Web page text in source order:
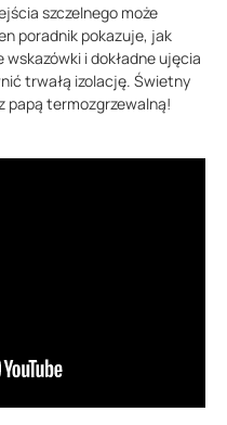
szczelnego może
poradnik pokazuje, jak
i dokładne ujęcia
trwałą izolację. Świetny
papą termozgrzewalną!